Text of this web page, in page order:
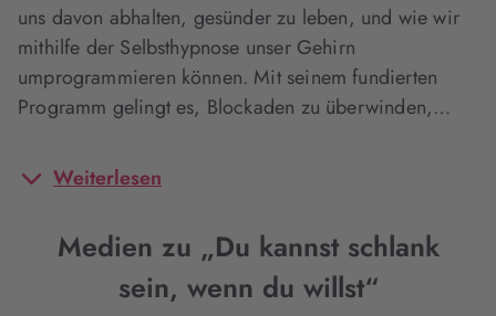
uns davon abhalten, gesünder zu leben, und wie wir
mithilfe der Selbsthypnose unser Gehirn
umprogrammieren können. Mit seinem fundierten
Programm gelingt es, Blockaden zu überwinden,…
Weiterlesen
Medien zu „Du kannst schlank
sein, wenn du willst“